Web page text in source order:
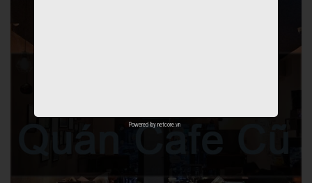
Powered by netcore.vn